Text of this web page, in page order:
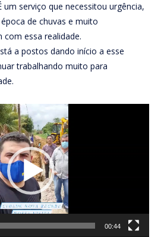
um serviço que necessitou urgência,
de chuvas e muito
com essa realidade.
a postos dando início a esse
trabalhando muito para
00:44